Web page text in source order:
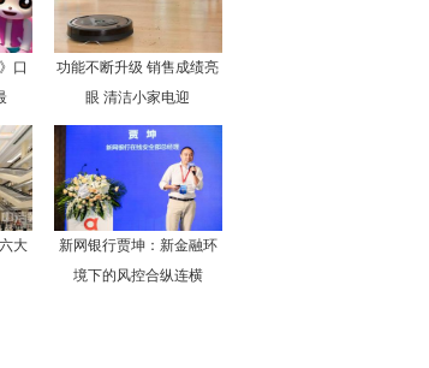
口
功能不断升级 销售成绩亮
眼 清洁小家电迎
大
新网银行贾坤：新金融环
境下的风控合纵连横